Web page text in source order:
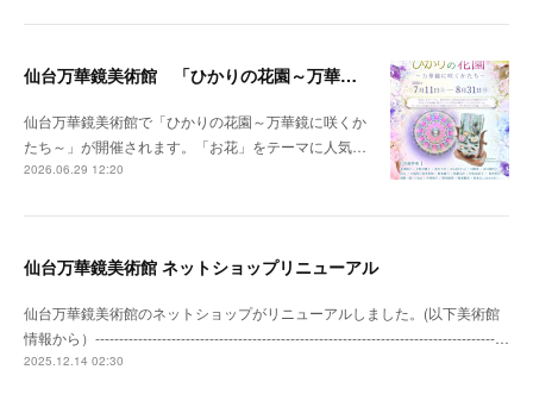
仙台万華鏡美術館 「ひかりの花園～万華鏡に咲くかたち～」開催のお知らせ
仙台万華鏡美術館で「ひかりの花園～万華鏡に咲くか
たち～」が開催されます。「お花」をテーマに人気…
2026.06.29 12:20
仙台万華鏡美術館 ネットショップリニューアル
仙台万華鏡美術館のネットショップがリニューアルしました。(以下美術館
情報から）------------------------------------------------------------------------------------…
2025.12.14 02:30